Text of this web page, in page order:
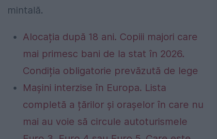
mintală.
Alocația după 18 ani. Copiii majori care
mai primesc bani de la stat în 2026.
Condiția obligatorie prevăzută de lege
Mașini interzise în Europa. Lista
completă a țărilor și orașelor în care nu
mai au voie să circule autoturismele